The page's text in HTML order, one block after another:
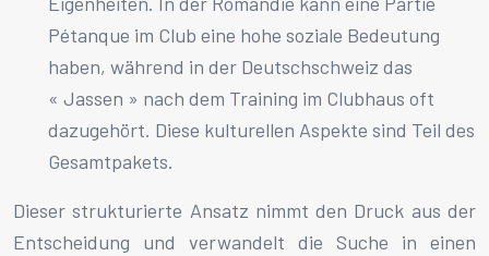
Pétanque im Club eine hohe soziale Bedeutung
haben, während in der Deutschschweiz das
« Jassen » nach dem Training im Clubhaus oft
dazugehört. Diese kulturellen Aspekte sind Teil des
Gesamtpakets.
Dieser strukturierte Ansatz nimmt den Druck aus der
Entscheidung und verwandelt die Suche in einen